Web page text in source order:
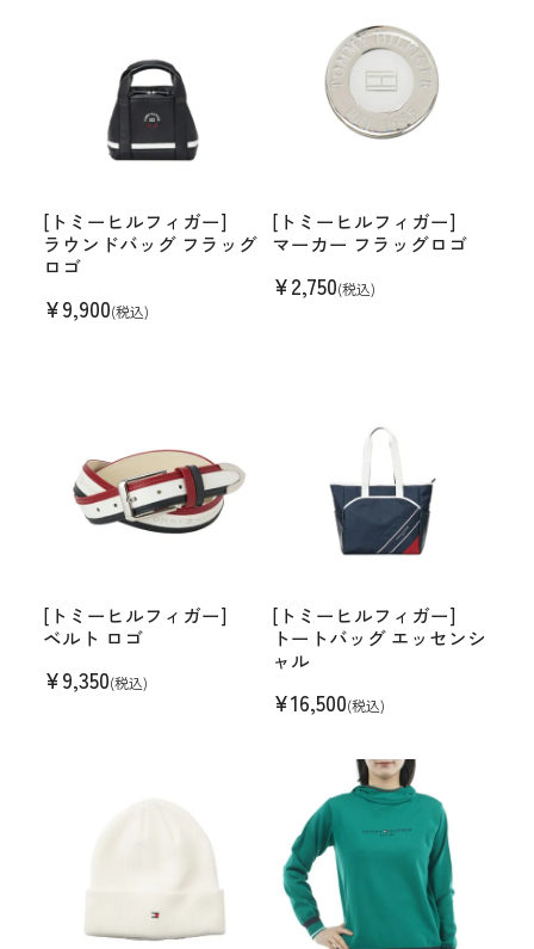
[トミーヒルフィガー]
ラウンドバッグ フラッグ
ロゴ
¥9,900(税込)
[トミーヒルフィガー]
マーカー フラッグロゴ
¥2,750(税込)
[トミーヒルフィガー]
ベルト ロゴ
¥9,350(税込)
[トミーヒルフィガー]
トートバッグ エッセンシ
ャル
¥16,500(税込)